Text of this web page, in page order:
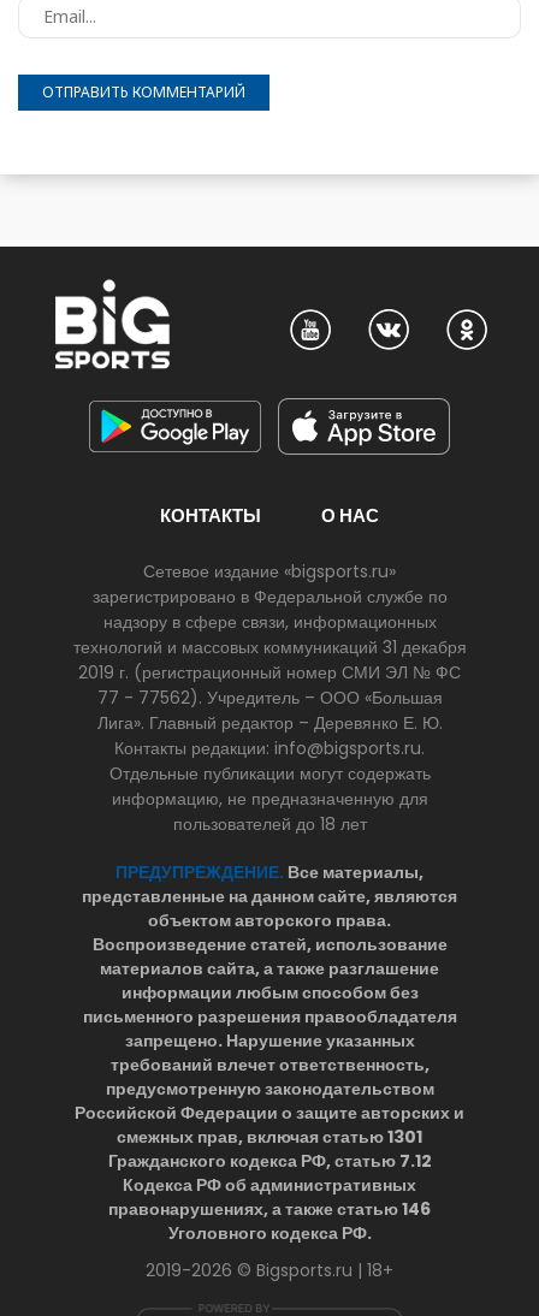
КОНТАКТЫ О НАС
Сетевое издание «bigsports.ru»
зарегистрировано в Федеральной службе по
надзору в сфере связи, информационных
технологий и массовых коммуникаций 31 декабря
2019 г. (регистрационный номер СМИ ЭЛ № ФС
77 - 77562). Учредитель – ООО «Большая
Лига». Главный редактор – Деревянко Е. Ю.
Контакты редакции: info@bigsports.ru.
Отдельные публикации могут содержать
информацию, не предназначенную для
пользователей до 18 лет
ПРЕДУПРЕЖДЕНИЕ. Все материалы,
представленные на данном сайте, являются
объектом авторского права.
Воспроизведение статей, использование
материалов сайта, а также разглашение
информации любым способом без
письменного разрешения правообладателя
запрещено. Нарушение указанных
требований влечет ответственность,
предусмотренную законодательством
Российской Федерации о защите авторских и
смежных прав, включая статью 1301
Гражданского кодекса РФ, статью 7.12
Кодекса РФ об административных
правонарушениях, а также статью 146
Уголовного кодекса РФ.
2019-2026 © Bigsports.ru | 18+